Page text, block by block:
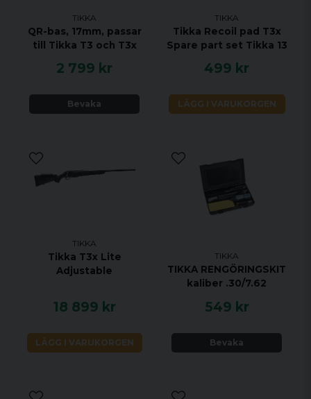
TIKKA
QR-bas, 17mm, passar
till Tikka T3 och T3x
2 799 kr
Bevaka
TIKKA
Tikka Recoil pad T3x
Spare part set Tikka 13
499 kr
LÄGG I VARUKORGEN
TIKKA
Tikka T3x Lite
Adjustable
18 899 kr
LÄGG I VARUKORGEN
TIKKA
TIKKA RENGÖRINGSKIT
kaliber .30/7.62
549 kr
Bevaka
HANDENHET HÖGER
VIKT 3 KG
TOTAL LÄNGD 1082 MM
VRIDNINGSHASTIGHET 1:8"
MATERIAL ROSTFRITT STÅL
STOCK MATERIAL SYNTET
JUSTERBAR KOLVKAM NEJ
ÖPPNA RIKTMEDEL NEJ
RÄFFLAD PIPA NEJ
Legendarisk noggrannhet sedan 1918
med tillbehör